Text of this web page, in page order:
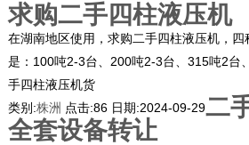
求购二手四柱液压机
在湖南地区使用，求购二手四柱液压机，四
是：100吨2-3台、200吨2-3台、315吨2台
手四柱液压机货
类别:株洲 点击:86 日期:2024-09-29二
全套设备转让